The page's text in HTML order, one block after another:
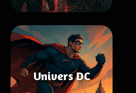
Univers DC